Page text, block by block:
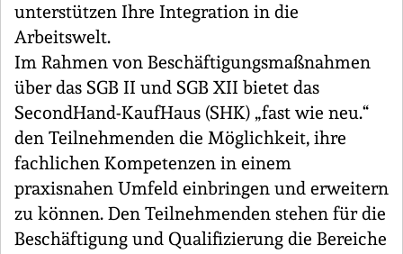
unterstützen Ihre Integration in die
Arbeitswelt.
Im Rahmen von Beschäftigungsmaßnahmen
über das SGB II und SGB XII bietet das
SecondHand-KaufHaus (SHK) „fast wie neu.“
den Teilnehmenden die Möglichkeit, ihre
fachlichen Kompetenzen in einem
praxisnahen Umfeld einbringen und erweitern
zu können. Den Teilnehmenden stehen für die
Beschäftigung und Qualifizierung die Bereiche